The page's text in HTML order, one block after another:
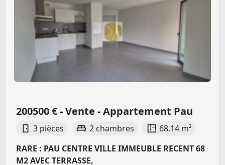
200500 € - Vente - Appartement Pau
3 pièces 2 chambres
68.14 m²
RARE : PAU CENTRE VILLE IMMEUBLE RECENT 68
M2 AVEC TERRASSE,